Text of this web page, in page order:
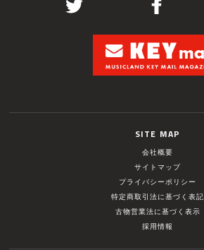
SITE MAP
会社概要
サイトマップ
プライバシーポリシー
特定商取引法に基づく表記
古物営業法に基づく表示
採用情報